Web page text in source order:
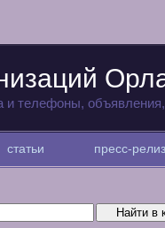
и телефоны,
статьи пресс-